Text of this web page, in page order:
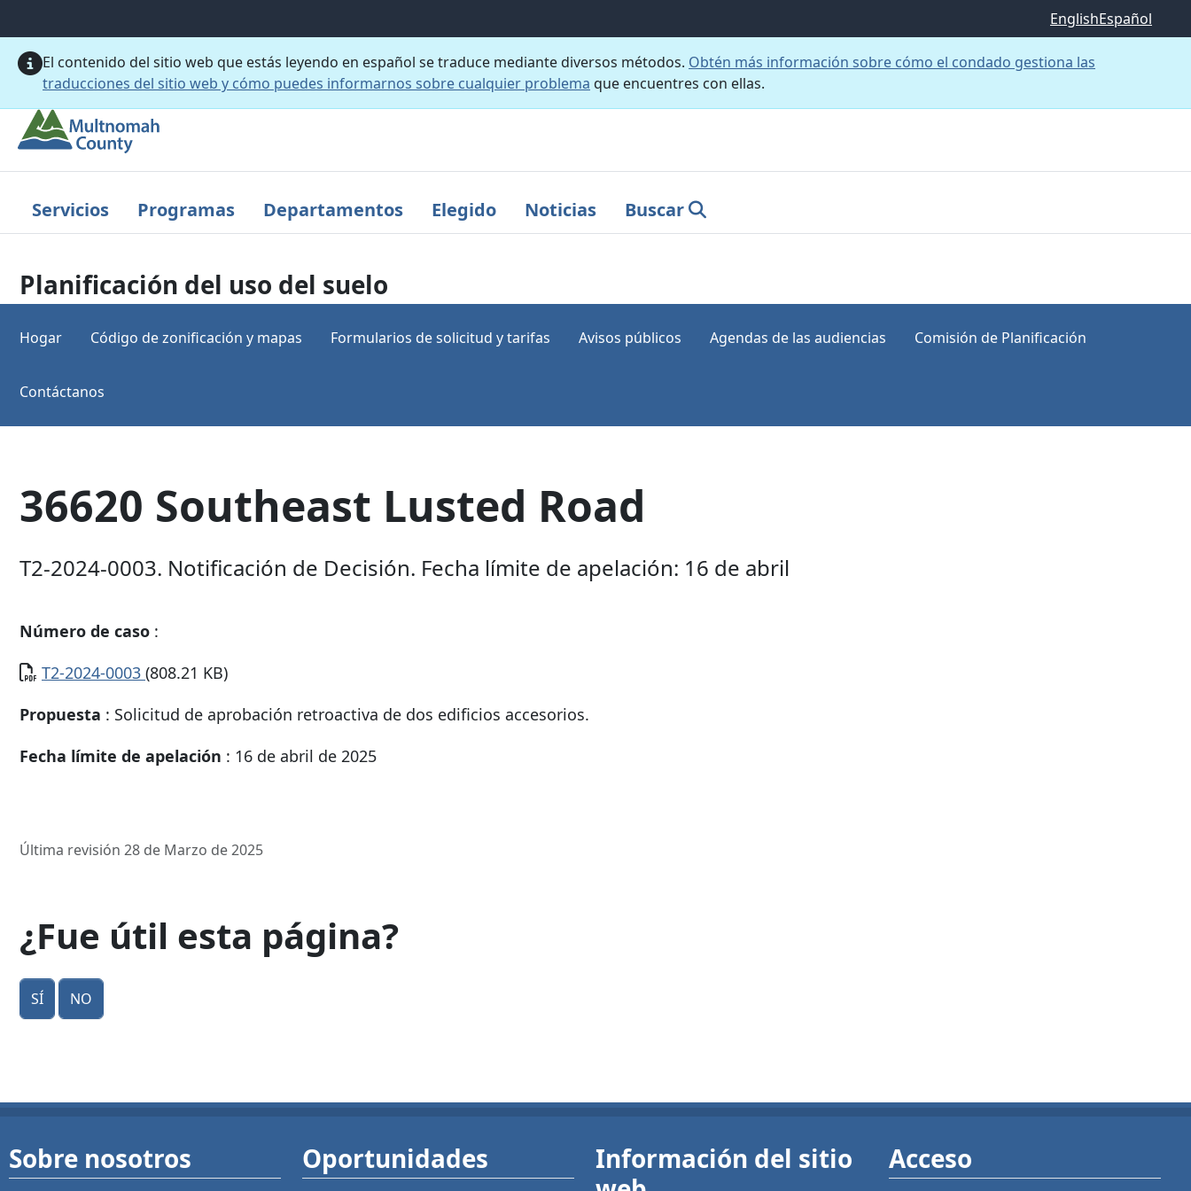
EnglishEspañol
El contenido del sitio web que estás leyendo en español se traduce mediante diversos métodos. Obtén más información sobre cómo el condado gestiona las
traducciones del sitio web y cómo puedes informarnos sobre cualquier problema que encuentres con ellas.
Servicios Programas Departamentos Elegido Noticias Buscar
Planificación del uso del suelo
Hogar Código de zonificación y mapas Formularios de solicitud y tarifas Avisos públicos Agendas de las audiencias Comisión de Planificación
Contáctanos
36620 Southeast Lusted Road
T2-2024-0003. Notificación de Decisión. Fecha límite de apelación: 16 de abril
Número de caso :
Documento
T2-2024-0003 (808.21 KB)
Propuesta : Solicitud de aprobación retroactiva de dos edificios accesorios.
Fecha límite de apelación : 16 de abril de 2025
Última revisión 28 de Marzo de 2025
¿Fue útil esta página?
Sí No
Sobre nosotros Oportunidades
Información del sitio
Acceso